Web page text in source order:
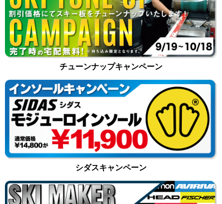
チューンナップキャンペーン
シダスキャンペーン